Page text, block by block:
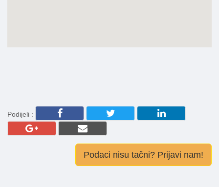
Podijeli :
Podaci nisu tačni? Prijavi nam!